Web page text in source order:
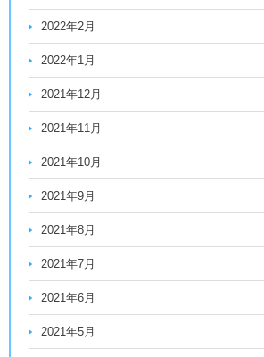
2022年2月
2022年1月
2021年12月
2021年11月
2021年10月
2021年9月
2021年8月
2021年7月
2021年6月
2021年5月